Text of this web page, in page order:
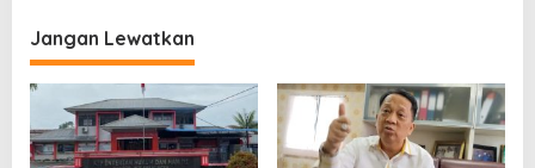
Jangan Lewatkan